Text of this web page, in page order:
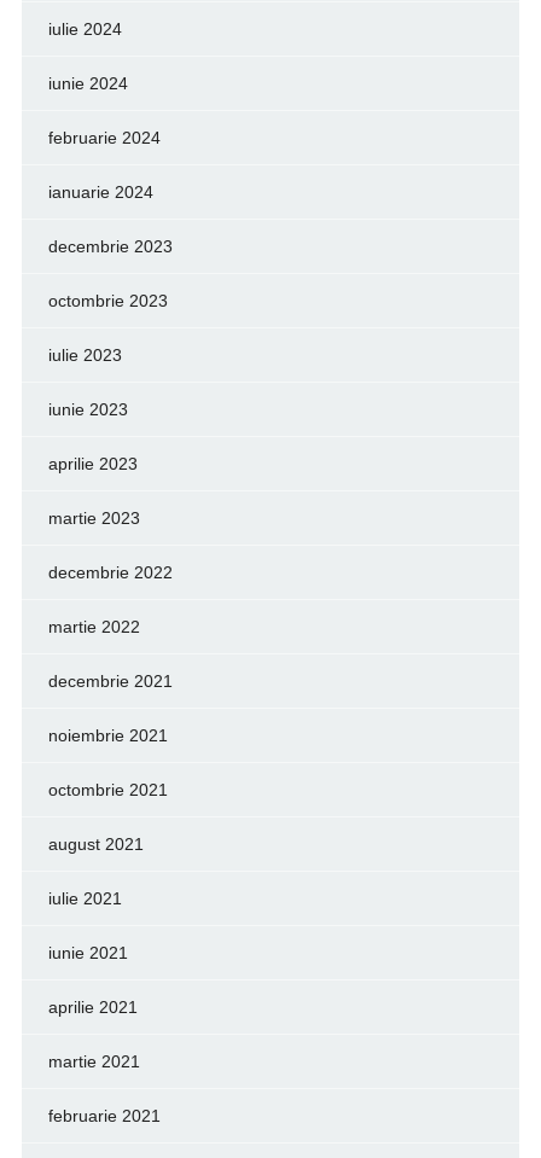
iulie 2024
iunie 2024
februarie 2024
ianuarie 2024
decembrie 2023
octombrie 2023
iulie 2023
iunie 2023
aprilie 2023
martie 2023
decembrie 2022
martie 2022
decembrie 2021
noiembrie 2021
octombrie 2021
august 2021
iulie 2021
iunie 2021
aprilie 2021
martie 2021
februarie 2021